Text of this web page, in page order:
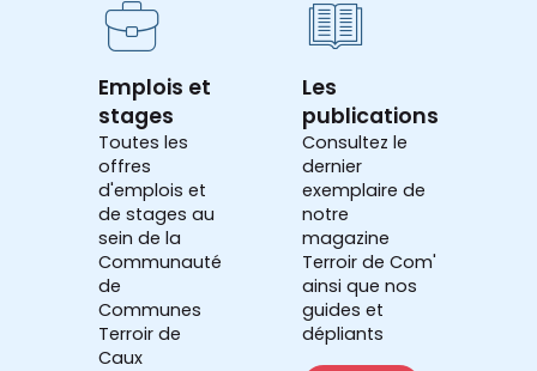
Emplois et
stages
Toutes les
offres
d'emplois et
de stages au
sein de la
Communauté
de
Communes
Terroir de
Caux
Les
publications
Consultez le
dernier
exemplaire de
notre
magazine
Terroir de Com'
ainsi que nos
guides et
dépliants